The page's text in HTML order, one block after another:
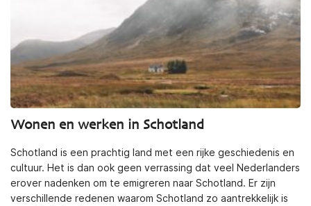
Wonen en werken in Schotland
Schotland is een prachtig land met een rijke geschiedenis en
cultuur. Het is dan ook geen verrassing dat veel Nederlanders
erover nadenken om te emigreren naar Schotland. Er zijn
verschillende redenen waarom Schotland zo aantrekkelijk is